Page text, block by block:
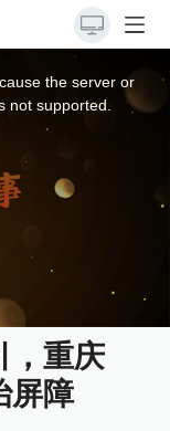
the server or
not supported.
，重庆
屏障